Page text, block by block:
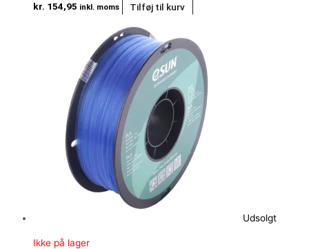
kr. 154,95 inkl. moms Tilføj til kurv
Udsolgt
Ikke på lager